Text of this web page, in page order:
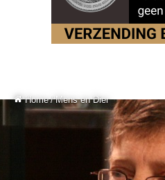
Home / Mens en Dier